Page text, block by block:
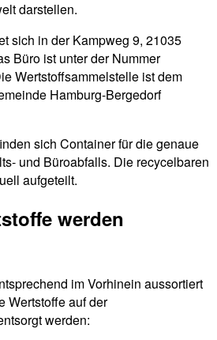
darstellen.
sich in der Kampweg 9, 21035
Büro ist unter der Nummer
Wertstoffsammelstelle ist dem
Hamburg-Bergedorf
sich Container für die genaue
und Büroabfalls. Die recycelbaren
aufgeteilt.
werden
im Vorhinein aussortiert
Wertstoffe auf der
werden: